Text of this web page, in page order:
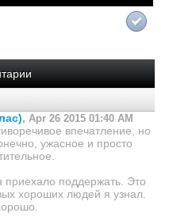
, Apr 26 2015 01:40 AM
впечатление, но
ужасное и просто
поддержать. Это
хороших людей я узнал.